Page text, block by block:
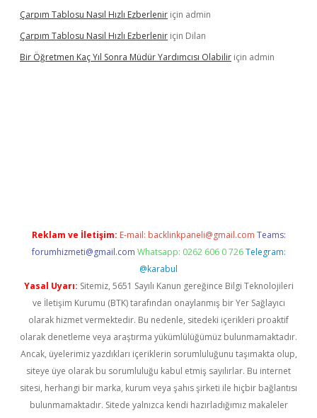
Çarpım Tablosu Nasıl Hızlı Ezberlenir için admin
Çarpım Tablosu Nasıl Hızlı Ezberlenir için Dilan
Bir Öğretmen Kaç Yıl Sonra Müdür Yardımcısı Olabilir için admin
Reklam ve İletişim: E-mail: backlinkpaneli@gmail.com Teams:
forumhizmeti@gmail.com Whatsapp: 0262 606 0 726 Telegram:
@karabul
Yasal Uyarı: Sitemiz, 5651 Sayılı Kanun gereğince Bilgi Teknolojileri
ve İletişim Kurumu (BTK) tarafından onaylanmış bir Yer Sağlayıcı
olarak hizmet vermektedir. Bu nedenle, sitedeki içerikleri proaktif
olarak denetleme veya araştırma yükümlülüğümüz bulunmamaktadır.
Ancak, üyelerimiz yazdıkları içeriklerin sorumluluğunu taşımakta olup,
siteye üye olarak bu sorumluluğu kabul etmiş sayılırlar. Bu internet
sitesi, herhangi bir marka, kurum veya şahıs şirketi ile hiçbir bağlantısı
bulunmamaktadır. Sitede yalnızca kendi hazırladığımız makaleler